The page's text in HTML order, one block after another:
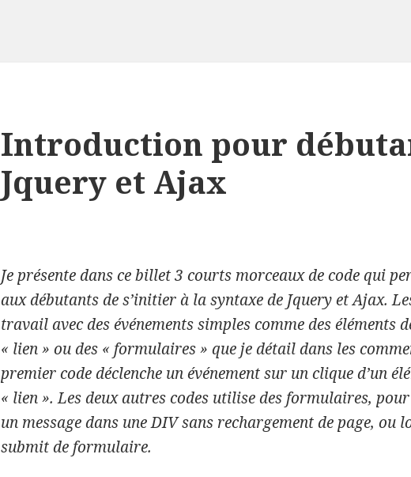
Introduction pour
Jquery et Ajax
Je présente dans ce billet 3 courts morceaux de code qui
aux débutants de s’initier à la syntaxe de Jquery et Ajax.
travail avec des événements simples comme des éléments
« lien » ou des « formulaires » que je détail dans les
premier code déclenche un événement sur un clique d’un
« lien ». Les deux autres codes utilise des formulaires,
un message dans une DIV sans rechargement de page, ou
submit de formulaire.